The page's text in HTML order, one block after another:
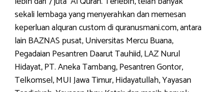
sekali lembaga yang menyerahkan dan memesan
keperluan alquran custom di quranusmani.com, antara
lain BAZNAS pusat, Universitas Mercu Buana,
Pegadaian Pesantren Daarut Tauhiid, LAZ Nurul
Hidayat, PT. Aneka Tambang, Pesantren Gontor,
Telkomsel, MUI Jawa Timur, Hidayatullah, Yayasan